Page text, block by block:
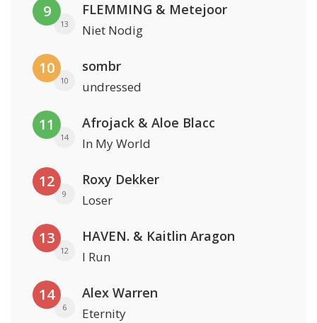
9
13
FLEMMING & Metejoor
Niet Nodig
10
10
sombr
undressed
11
14
Afrojack & Aloe Blacc
In My World
12
9
Roxy Dekker
Loser
13
12
HAVEN. & Kaitlin Aragon
I Run
14
6
Alex Warren
Eternity